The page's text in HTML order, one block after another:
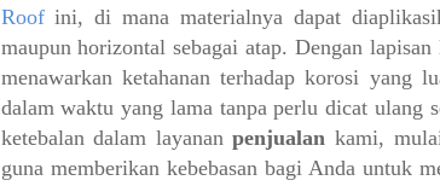
Roofini, di mana materialnya dapat
maupun horizontal sebagai atap. Dengan lapisan
menawarkan ketahanan terhadap korosi yang
dalam waktu yang lama tanpa perlu dicat ulang
ketebalan dalam layananpenjualan kami,
guna memberikan kebebasan bagi Anda untuk